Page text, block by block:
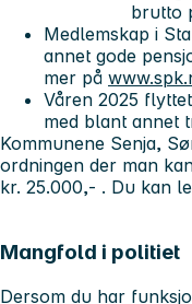
brutto
Medlemskap i
annet gode
mer på
Våren 2025
med blant annet
Kommunene Senja,
ordningen der man
kr. 25.000,- . Du kan
Mangfold i politiet
Dersom du har